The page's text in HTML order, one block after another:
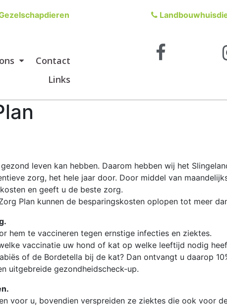
Contact
Links
leven kan hebben. Daarom hebben wij het
zorg, het hele jaar door. Door middel van
en geeft u de beste zorg.
Plan kunnen de besparingskosten oplopen tot meer
hem te vaccineren tegen ernstige infecties en ziektes.
vaccinatie uw hond of kat op welke leeftijd nodig
of de Bordetella bij de kat? Dan ontvangt u daarop
uitgebreide gezondheidscheck-up.
voor u, bovendien verspreiden ze ziektes die ook voor